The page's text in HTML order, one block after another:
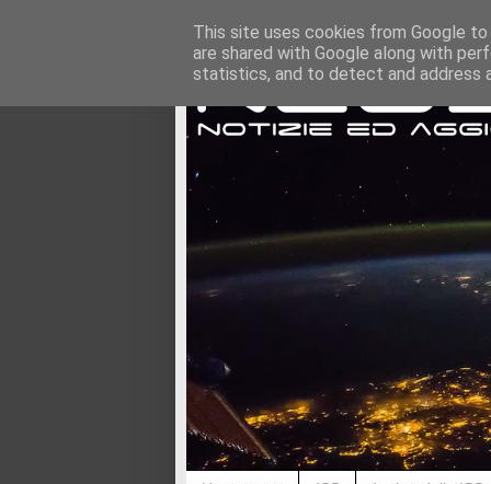
This site uses cookies from Google
are shared with Google along with
statistics, and to detect and address